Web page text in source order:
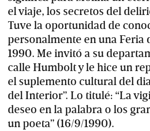
el viaje, los secretos del
Tuve la oportunidad de
personalmente en una Feria
1990. Me invitó a su
calle Humbolt y le hice un
el suplemento cultural del
del Interior”. Lo titulé: “La
deseo en la palabra o los
un poeta” (16/9/1990).